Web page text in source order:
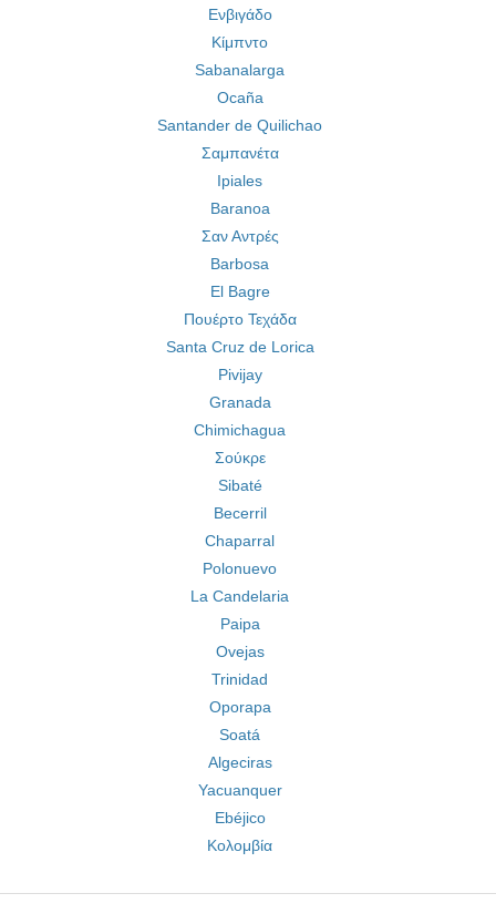
Ενβιγάδο
Κίμπντο
Sabanalarga
Ocaña
Santander de Quilichao
Σαμπανέτα
Ipiales
Baranoa
Σαν Αντρές
Barbosa
El Bagre
Πουέρτο Τεχάδα
Santa Cruz de Lorica
Pivijay
Granada
Chimichagua
Σούκρε
Sibaté
Becerril
Chaparral
Polonuevo
La Candelaria
Paipa
Ovejas
Trinidad
Oporapa
Soatá
Algeciras
Yacuanquer
Ebéjico
Κολομβία